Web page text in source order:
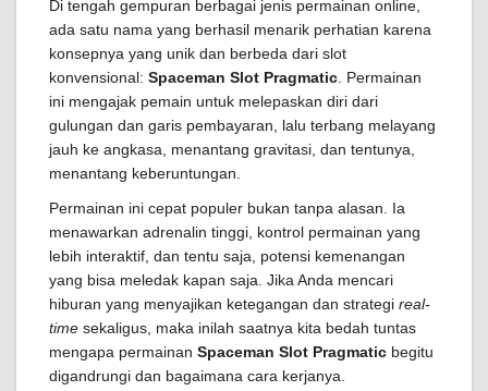
Di tengah gempuran berbagai jenis permainan online,
ada satu nama yang berhasil menarik perhatian karena
konsepnya yang unik dan berbeda dari slot
konvensional: Spaceman Slot Pragmatic . Permainan
ini mengajak pemain untuk melepaskan diri dari
gulungan dan garis pembayaran, lalu terbang melayang
jauh ke angkasa, menantang gravitasi, dan tentunya,
menantang keberuntungan.
Permainan ini cepat populer bukan tanpa alasan. Ia
menawarkan adrenalin tinggi, kontrol permainan yang
lebih interaktif, dan tentu saja, potensi kemenangan
yang bisa meledak kapan saja. Jika Anda mencari
hiburan yang menyajikan ketegangan dan strategi real-
time sekaligus, maka inilah saatnya kita bedah tuntas
mengapa permainan Spaceman Slot Pragmatic begitu
digandrungi dan bagaimana cara kerjanya.